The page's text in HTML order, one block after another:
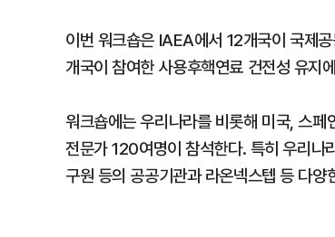
이번 워크숍은 IAEA에서 12개국이 국제
개국이 참여한 사용후핵연료 건전성 유지
워크숍에는 우리나라를 비롯해 미국, 스
전문가 120여명이 참석한다. 특히 우리나
구원 등의 공공기관과 라온넥스텝 등 다